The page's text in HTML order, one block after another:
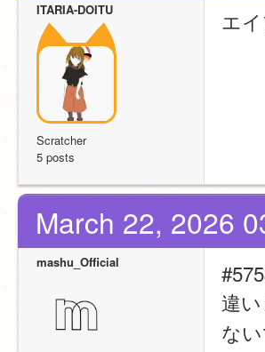
ITARIA-DOITU
Scratcher
5 posts
エ
March 22, 2026
mashu_Official
違
な